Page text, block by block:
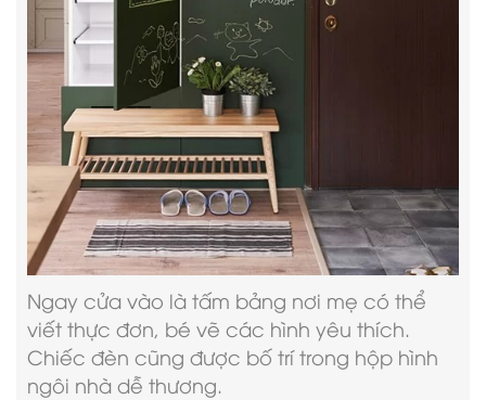
Ngay cửa vào là tấm bảng nơi mẹ có thể
viết thực đơn, bé vẽ các hình yêu thích.
Chiếc đèn cũng được bố trí trong hộp hình
ngôi nhà dễ thương.